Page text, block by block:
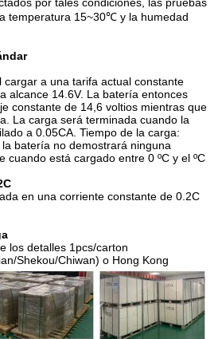
temperatura 15~30℃ y la humedad
cargar a una tarifa actual constante
alcance 14.6V. La batería entonces
constante de 14,6 voltios mientras que
La carga será terminada cuando la
a 0.05CA. Tiempo de la carga:
batería no demostrará ninguna
cuando está cargado entre 0 ºC y el ºC
en una corriente constante de 0.2C
los detalles 1pcs/carton
Shekou/Chiwan) o Hong Kong